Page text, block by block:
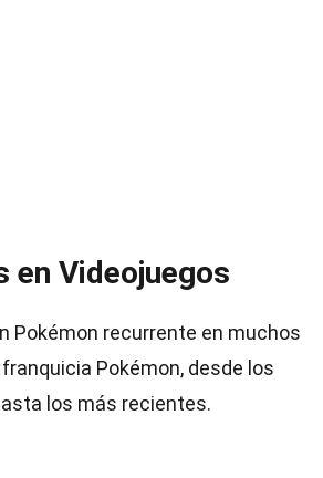
en Videojuegos
Pokémon recurrente en muchos
Pokémon, desde los
los más recientes.